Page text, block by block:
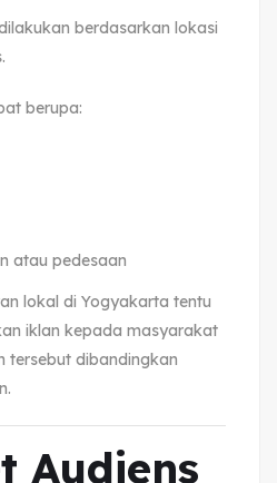
berdasarkan lokasi
berupa:
atau pedesaan
lokal di Yogyakarta tentu
iklan kepada masyarakat
tersebut dibandingkan
Audiens